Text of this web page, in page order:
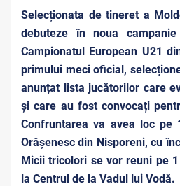
Selecționata de tineret a
debuteze în noua
Campionatul European U21
primului meci oficial,
anunțat lista jucătorilor care
și care au fost convocați
Confruntarea va avea loc pe
Orășenesc din Nisporeni, cu
Micii tricolori se vor reuni pe
la Centrul de la Vadul lui Vodă.